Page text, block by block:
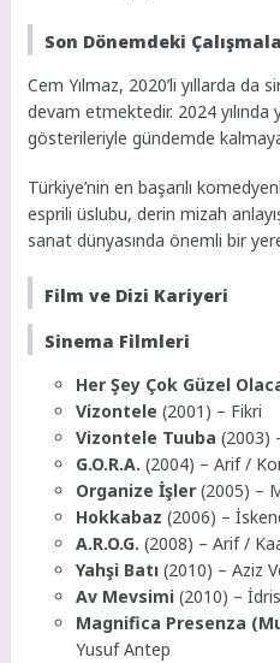
Son Dönemdeki
Cem Yılmaz, 2020’li yıllarda da
devam etmektedir. 2024
gösterileriyle gündemde
Türkiye’nin en başarılı
esprili üslubu, derin mizah
sanat dünyasında önemli bir
Film ve Dizi Kariyeri
Sinema Filmleri
Her Şey Çok Güzel
Vizontele (2001) – Fikri
Vizontele Tuuba (2003)
G.O.R.A. (2004) – Arif /
Organize İşler (2005) –
Hokkabaz (2006) –
A.R.O.G. (2008) – Arif /
Yahşi Batı (2010) – Aziz
Av Mevsimi (2010) –
Magnifica Presenza
Yusuf Antep